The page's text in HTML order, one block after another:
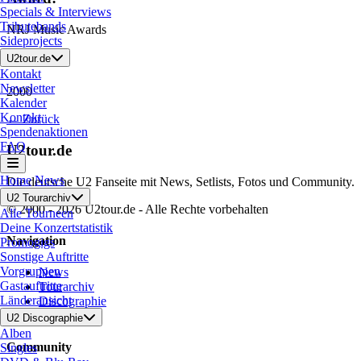
Specials & Interviews
Tributebands
Sideprojects
U2tour.de
Kontakt
Newsletter
Kalender
Kontakt
Spendenaktionen
FAQ
Home News
U2 Tourarchiv
Alle Tourneen
Deine Konzertstatistik
Promogigs
Sonstige Auftritte
Vorgruppen
Gastauftritte
Länderansicht
U2 Discographie
Alben
Singles
NRJ Music Awards
Datum:
2000
← Zurück
U2tour.de
Die deutsche U2 Fanseite mit News, Setlists, Fotos und Community.
© 2000 - 2026 U2tour.de - Alle Rechte vorbehalten
Navigation
News
Tourarchiv
Discographie
Partner
Community